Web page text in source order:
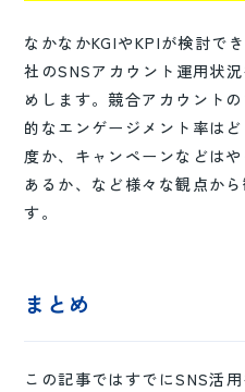
なかなかKGIやKPIが検討で
社のSNSアカウント運用状
めします。競合アカウント
的なエンゲージメント率は
度か、キャンペーンなどは
あるか、など様々な観点か
す。
まとめ
この記事ではすでにSNS活